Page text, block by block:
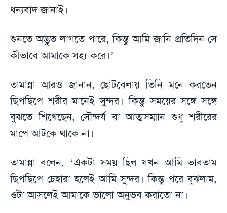
ধন্যবাদ জানাই।
শুনতে অদ্ভুত লাগতে পারে, কিন্তু আমি জানি প্রতিদিন সে
কীভাবে আমাকে সহ্য করে।’
তামান্না আরও জানান, ছোটবেলায় তিনি মনে করতেন
ছিপছিপে শরীর মানেই সুন্দর। কিন্তু সময়ের সঙ্গে সঙ্গে
বুঝতে শিখেছেন, সৌন্দর্য বা আত্মসম্মান শুধু শরীরের
মাপে আটকে থাকে না।
তামান্না বলেন, ‘একটা সময় ছিল যখন আমি ভাবতাম
ছিপছিপে চেহারা হলেই আমি সুন্দর। কিন্তু পরে বুঝলাম,
ওটা আসলেই আমাকে ভালো অনুভব করাতো না।